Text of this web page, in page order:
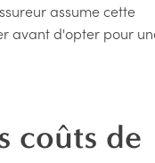
assume cette
avant d'opter pour
coûts de